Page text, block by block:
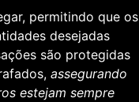
permitindo que os
desejadas
são protegidas
assegurando
estejam sempre